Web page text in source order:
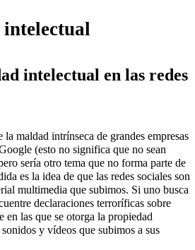
intelectual en las redes
maldad intrínseca de grandes empresas
(esto no significa que no sean
sería otro tema que no forma parte de
es la idea de que las redes sociales son
multimedia que subimos. Si uno busca
declaraciones terroríficas sobre
las que se otorga la propiedad
y vídeos que subimos a sus